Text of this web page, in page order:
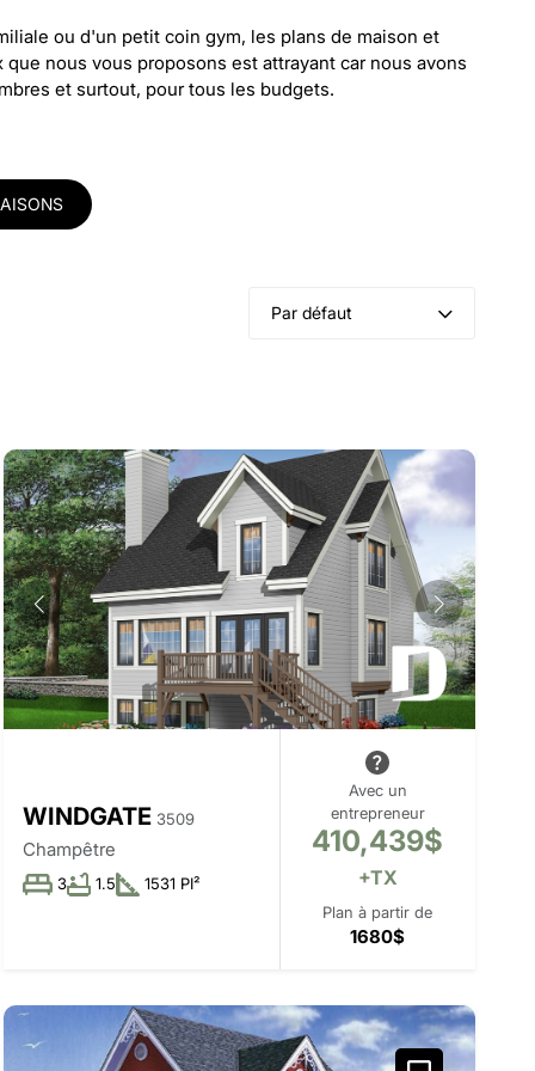
ou d'un petit coin gym, les plans de maison et
nous vous proposons est attrayant car nous avons
et surtout, pour tous les budgets.
Par défaut
WINDGATE 3509
Champêtre
3 1.5 1531 PI²
Avec un
entrepreneur
410,439$
+TX
Plan à partir de
1680$